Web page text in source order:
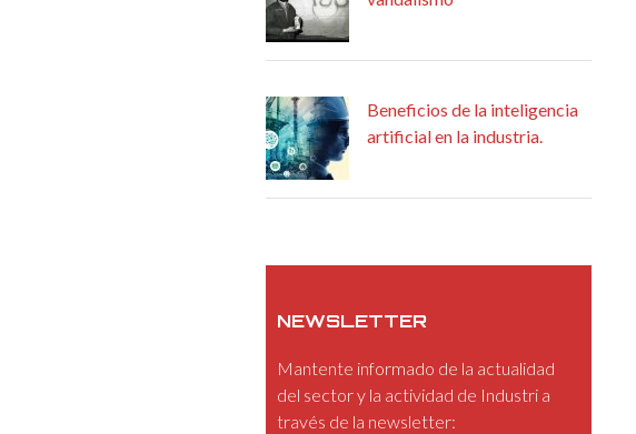
Beneficios de la inteligencia
artificial en la industria.
NEWSLETTER
Mantente informado de la actualidad
del sector y la actividad de Industri a
través de la newsletter: